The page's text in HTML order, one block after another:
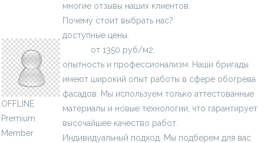
OFFLINE
Premium
Member
многие отзывы наших клиентов.
Почему стоит выбрать нас?
доступные цены.
от 1350 руб/м2.
опытность и профессионализм. Наши бригады
имеют широкий опыт работы в сфере обогрева
фасадов. Мы используем только аттестованные
материалы и новые технологии, что гарантирует
высочайшее качество работ.
Индивидуальный подход. Мы подберем для вас